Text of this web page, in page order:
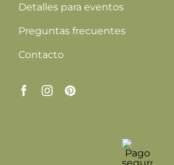
Detalles para eventos
Preguntas frecuentes
Contacto